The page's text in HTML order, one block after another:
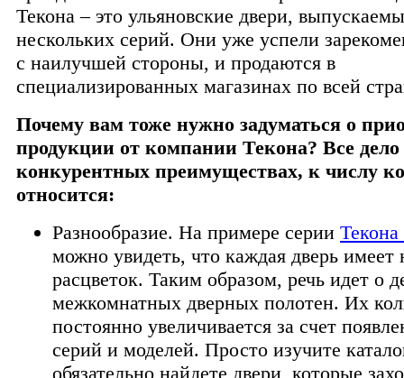
Текона – это ульяновские двери,
нескольких серий. Они уже успели
с наилучшей стороны, и продаются в
специализированных магазинах по всей
Почему вам тоже нужно задуматься о
продукции от компании Текона? Все дело
конкурентных преимуществах, к числу
относится:
Разнообразие. На примере серии
можно увидеть, что каждая дверь имеет
расцветок. Таким образом, речь идет о
межкомнатных дверных полотен. Их
постоянно увеличивается за счет
серий и моделей. Просто изучите
обязательно найдете двери, которые